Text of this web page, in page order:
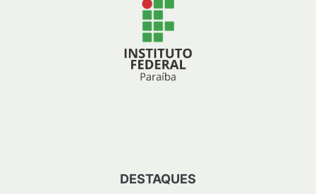
DESTAQUES